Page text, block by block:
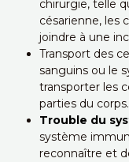
chirurgie, telle
césarienne, les
joindre à une
Transport des
sanguins ou le
transporter les
parties du corps.
Trouble du
système
reconnaître et